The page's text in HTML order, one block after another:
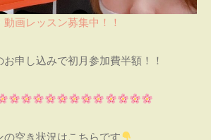
画レッスン募集中！！
申し込みで初月参加費半額！！
の空き状況はこちらです